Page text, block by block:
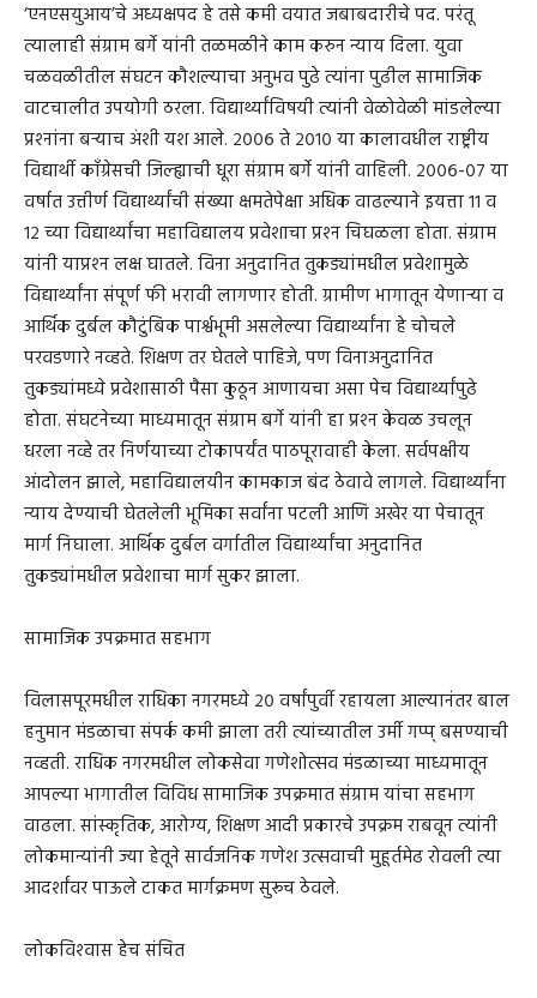
‘एनएसयुआय’चे अध्यक्षपद हे तसे कमी वयात जबाबदारीचे पद. परंतू
त्यालाही संग्राम बर्गे यांनी तळमळीने काम करुन न्याय दिला. युवा
चळवळीतील संघटन कौशल्याचा अनुभव पुढे त्यांना पुढील सामाजिक
वाटचालीत उपयोगी ठरला. विद्यार्थ्यांविषयी त्यांनी वेळोवेळी मांडलेल्या
प्रश्‍नांना बऱ्याच अंशी यश आले. २००६ ते २०१० या कालावधील राष्ट्रीय
विद्यार्थी काँग्रेसची जिल्ह्याची धूरा संग्राम बर्गे यांनी वाहिली. २००६-०७ या
वर्षात उत्तीर्ण विद्यार्थ्यांची संख्या क्षमतेपेक्षा अधिक वाढल्याने इयत्ता ११ व
१२ च्या विद्यार्थ्यांचा महाविद्यालय प्रवेशाचा प्रश्‍न चिघळला होता. संग्राम
यांनी याप्रश्‍न लक्ष घातले. विना अनुदानित तुकड्यांमधील प्रवेशामुळे
विद्यार्थ्यांना संपूर्ण फी भरावी लागणार होती. ग्रामीण भागातून येणाऱ्या व
आर्थिक दुर्बल कौटुंबिक पार्श्वभूमी असलेल्या विद्यार्थ्यांना हे चोचले
परवडणारे नव्हते. शिक्षण तर घेतले पाहिजे, पण विनाअनुदानित
तुकड्यांमध्ये प्रवेशासाठी पैसा कुठून आणायचा असा पेच विद्यार्थ्यांपुढे
होता. संघटनेच्या माध्यमातून संग्राम बर्गे यांनी हा प्रश्‍न केवळ उचलून
धरला नव्हे तर निर्णयाच्या टोकापर्यंत पाठपूरावाही केला. सर्वपक्षीय
आंदोलन झाले, महाविद्यालयीन कामकाज बंद ठेवावे लागले. विद्यार्थ्यांना
न्याय देण्याची घेतलेली भूमिका सर्वांना पटली आणि अखेर या पेचातून
मार्ग निघाला. आर्थिक दुर्बल वर्गातील विद्यार्थ्यांचा अनुदानित
तुकड्यांमधील प्रवेशाचा मार्ग सुकर झाला.
सामाजिक उपक्रमात सहभाग
विलासपूरमधील राधिका नगरमध्ये २० वर्षांपुर्वी रहायला आल्यानंतर बाल
हनुमान मंडळाचा संपर्क कमी झाला तरी त्यांच्यातील उर्मी गप्प् बसण्याची
नव्हती. राधिक नगरमधील लोकसेवा गणेशोत्सव मंडळाच्या माध्यमातून
आपल्या भागातील विविध सामाजिक उपक्रमात संग्राम यांचा सहभाग
वाढला. सांस्कृतिक, आरोग्य, शिक्षण आदी प्रकारचे उपक्रम राबवून त्यांनी
लोकमान्यांनी ज्या हेतूने सार्वजनिक गणेश उत्सवाची मुहूर्तमेढ रोवली त्या
आदर्शांवर पाऊले टाकत मार्गक्रमण सुरूच ठेवले.
लोकविश्‍वास हेच संचित